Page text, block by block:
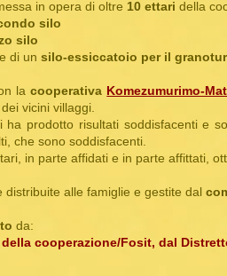
in opera di oltre 10 ettari della
silo
silo
di un silo-essiccatoio per il
lacooperativa Komezumurimo-
vicini villaggi.
ha prodotto risultati soddisfacenti
che sono soddisfacenti.
in parte affidati e in parte affittati,
alle famiglie e gestite dal
da:
cooperazione/Fosit, dal